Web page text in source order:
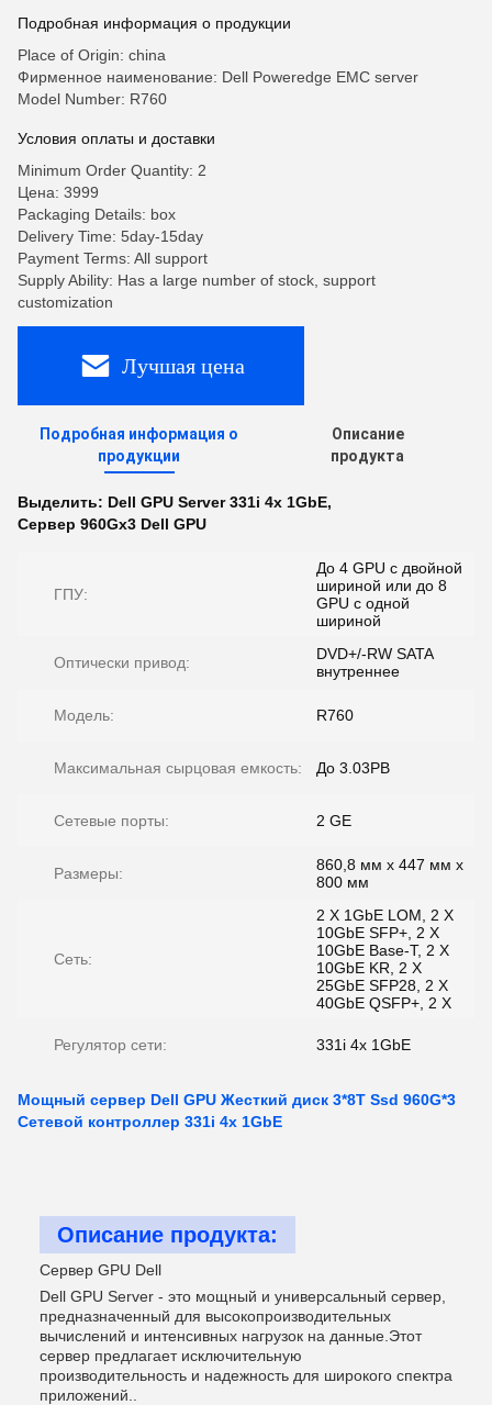
Подробная информация о продукции
Place of Origin: china
Фирменное наименование: Dell Poweredge EMC server
Model Number: R760
Условия оплаты и доставки
Minimum Order Quantity: 2
Цена: 3999
Packaging Details: box
Delivery Time: 5day-15day
Payment Terms: All support
Supply Ability: Has a large number of stock, support
customization
Лучшая цена
Подробная информация о
продукции
Описание
продукта
Выделить: Dell GPU Server 331i 4x 1GbE,
Сервер 960Gx3 Dell GPU
ГПУ:
До 4 GPU с двойной
шириной или до 8
GPU с одной
шириной
Оптически привод:
DVD+/-RW SATA
внутреннее
Модель: R760
Максимальная сырцовая емкость: До 3.03PB
Сетевые порты: 2 GE
Размеры:
860,8 мм х 447 мм х
800 мм
Сеть:
2 X 1GbE LOM, 2 X
10GbE SFP+, 2 X
10GbE Base-T, 2 X
10GbE KR, 2 X
25GbE SFP28, 2 X
40GbE QSFP+, 2 X
Регулятор сети: 331i 4x 1GbE
Мощный сервер Dell GPU Жесткий диск 3*8T Ssd 960G*3
Сетевой контроллер 331i 4x 1GbE
Описание продукта:
Сервер GPU Dell
Dell GPU Server - это мощный и универсальный сервер,
предназначенный для высокопроизводительных
вычислений и интенсивных нагрузок на данные.Этот
сервер предлагает исключительную
производительность и надежность для широкого спектра
приложений..